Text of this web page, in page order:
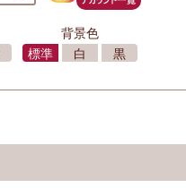
背景色
標準
白 黒